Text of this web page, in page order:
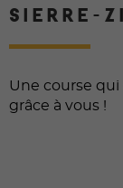
SIERRE-
Une course
grâce à vous !